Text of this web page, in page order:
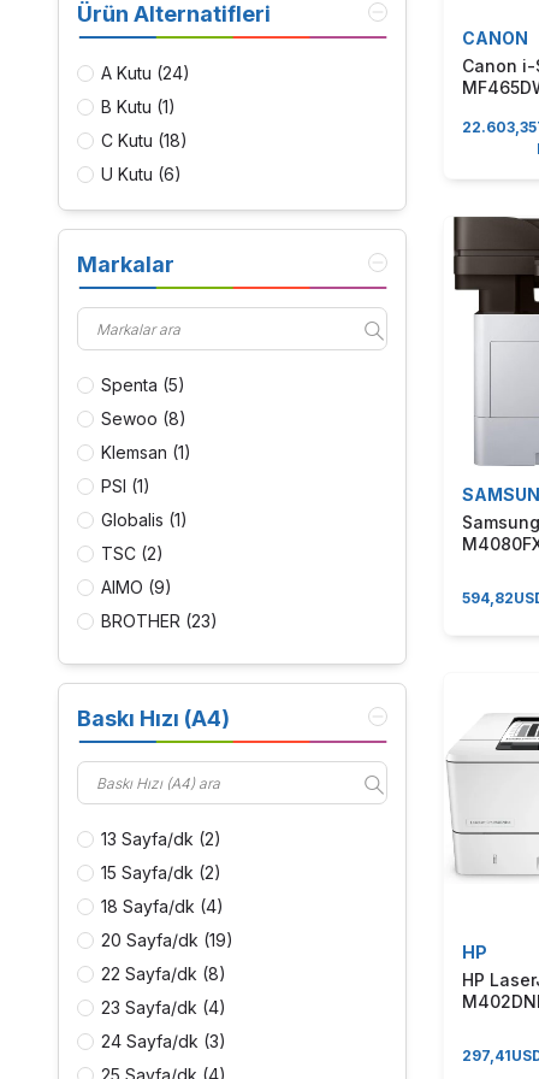
Ürün Alternatifleri
A Kutu (24)
B Kutu (1)
C Kutu (18)
U Kutu (6)
Markalar
Spenta (5)
Sewoo (8)
Klemsan (1)
PSI (1)
Globalis (1)
TSC (2)
AIMO (9)
BROTHER (23)
DEVELOP(1)
EPSON(32)
KONICA MINOLTA
Baskı Hızı (A4)
13 Sayfa/dk (2)
15 Sayfa/dk (2)
18 Sayfa/dk (4)
20 Sayfa/dk (19)
22 Sayfa/dk (8)
23 Sayfa/dk (4)
24 Sayfa/dk (3)
25 Sayfa/dk (4)
CANON
Canon i-
Faks +
Mono
22.603,35
594,82
HP
HP
Dublex
Yazıcı
297,41